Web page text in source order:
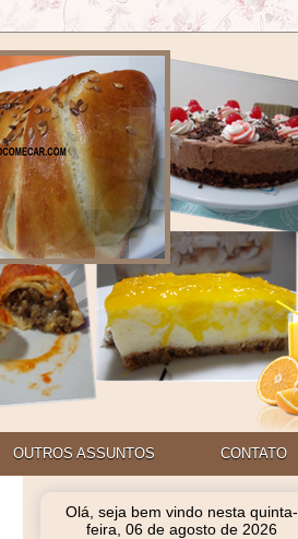
OUTROS ASSUNTOS CONTATO
Olá, seja bem vindo nesta quinta-
feira, 06 de agosto de 2026